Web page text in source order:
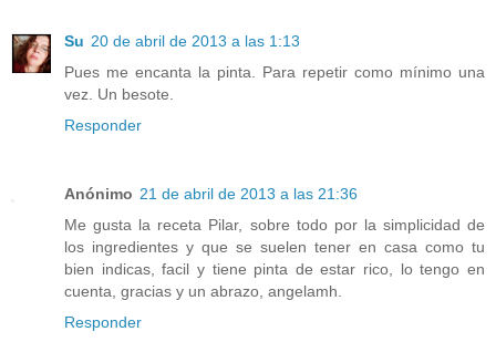
Su 20 de abril de 2013 a las 1:13
Pues me encanta la pinta. Para repetir como mínimo una
vez. Un besote.
Responder
Anónimo 21 de abril de 2013 a las 21:36
Me gusta la receta Pilar, sobre todo por la simplicidad de
los ingredientes y que se suelen tener en casa como tu
bien indicas, facil y tiene pinta de estar rico, lo tengo en
cuenta, gracias y un abrazo, angelamh.
Responder